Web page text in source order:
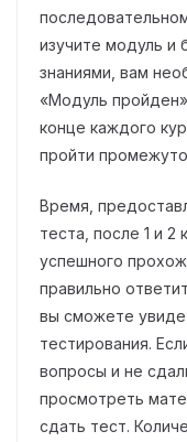
изучите модуль и
знаниями, вам
«Модуль
конце каждого
пройти
Время,
теста, после 1 и 2
успешного
правильно
вы сможете
тестирования.
вопросы и не
просмотреть
сдать тест.